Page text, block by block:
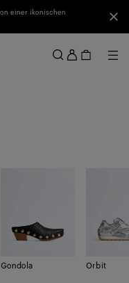
einer ikonischen
Gondola Orbit